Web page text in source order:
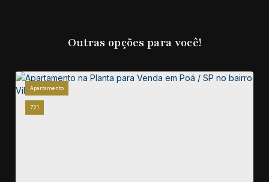
Outras opções para você!
721
Apartamento